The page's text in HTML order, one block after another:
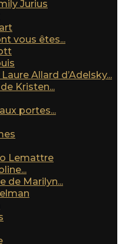
Jurius
vous êtes...
Allard d’Adelsky...
Kristen...
portes...
Lemattre
de Marilyn...